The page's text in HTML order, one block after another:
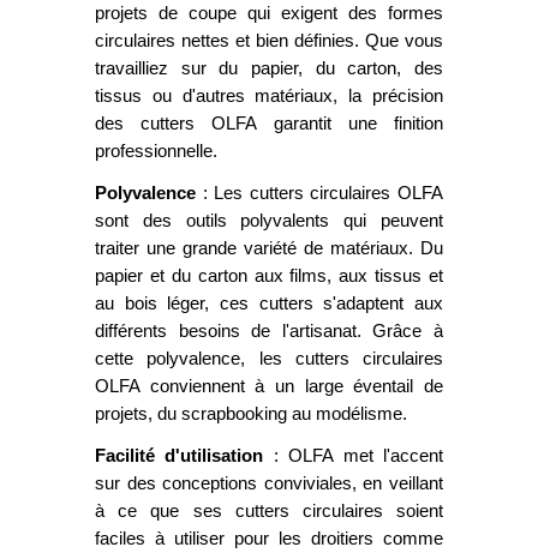
projets de coupe qui exigent des formes
circulaires nettes et bien définies. Que vous
travailliez sur du papier, du carton, des
tissus ou d'autres matériaux, la précision
des cutters OLFA garantit une finition
professionnelle.
Polyvalence : Les cutters circulaires OLFA
sont des outils polyvalents qui peuvent
traiter une grande variété de matériaux. Du
papier et du carton aux films, aux tissus et
au bois léger, ces cutters s'adaptent aux
différents besoins de l'artisanat. Grâce à
cette polyvalence, les cutters circulaires
OLFA conviennent à un large éventail de
projets, du scrapbooking au modélisme.
Facilité d'utilisation : OLFA met l'accent
sur des conceptions conviviales, en veillant
à ce que ses cutters circulaires soient
faciles à utiliser pour les droitiers comme